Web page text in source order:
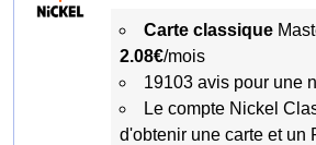
Carte classique
2.08€/mois
19103 avis pour une
Le compte Nickel
d'obtenir une carte et un